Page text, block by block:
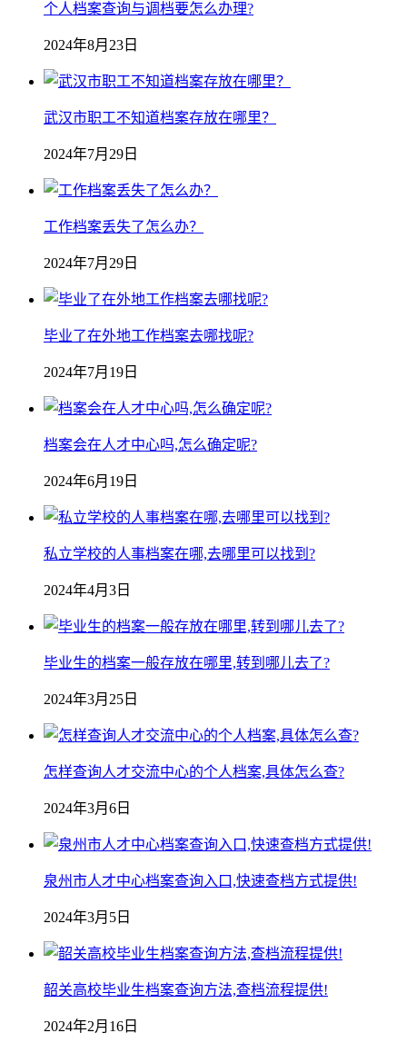
个人档案查询与调档要怎么办理?
2024年8月23日
武汉市职工不知道档案存放在哪里？
2024年7月29日
工作档案丢失了怎么办？
2024年7月29日
毕业了在外地工作档案去哪找呢?
2024年7月19日
档案会在人才中心吗,怎么确定呢?
2024年6月19日
私立学校的人事档案在哪,去哪里可以找到?
2024年4月3日
毕业生的档案一般存放在哪里,转到哪儿去了?
2024年3月25日
怎样查询人才交流中心的个人档案,具体怎么查?
2024年3月6日
泉州市人才中心档案查询入口,快速查档方式提供!
2024年3月5日
韶关高校毕业生档案查询方法,查档流程提供!
2024年2月16日